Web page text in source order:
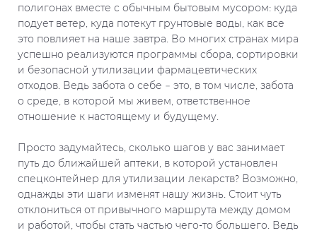
полигонах вместе с обычным бытовым мусором: куда
подует ветер, куда потекут грунтовые воды, как все
это повлияет на наше завтра. Во многих странах мира
успешно реализуются программы сбора, сортировки
и безопасной утилизации фармацевтических
отходов. Ведь забота о себе – это, в том числе, забота
о среде, в которой мы живем, ответственное
отношение к настоящему и будущему.
Просто задумайтесь, сколько шагов у вас занимает
путь до ближайшей аптеки, в которой установлен
спецконтейнер для утилизации лекарств? Возможно,
однажды эти шаги изменят нашу жизнь. Стоит чуть
отклониться от привычного маршрута между домом
и работой, чтобы стать частью чего-то большего. Ведь